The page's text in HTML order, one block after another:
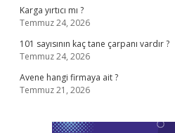
Karga yırtıcı mı ?
Temmuz 24, 2026
101 sayısının kaç tane çarpanı vardır ?
Temmuz 24, 2026
Avene hangi firmaya ait ?
Temmuz 21, 2026